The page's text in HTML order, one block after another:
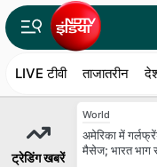
LIVE टीवी ताजातरीन
ट्रेडिंग खबरें
World
अमेरिका में
मैसेज; भारत भाग